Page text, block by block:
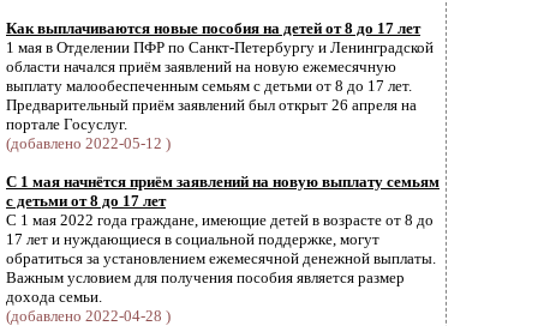
Как выплачиваются новые пособия на детей от 8 до 17 лет
1 мая в Отделении ПФР по Санкт-Петербургу и Ленинградской
области начался приём заявлений на новую ежемесячную
выплату малообеспеченным семьям с детьми от 8 до 17 лет.
Предварительный приём заявлений был открыт 26 апреля на
портале Госуслуг.
(добавлено 2022-05-12 )
С 1 мая начнётся приём заявлений на новую выплату семьям
с детьми от 8 до 17 лет
С 1 мая 2022 года граждане, имеющие детей в возрасте от 8 до
17 лет и нуждающиеся в социальной поддержке, могут
обратиться за установлением ежемесячной денежной выплаты.
Важным условием для получения пособия является размер
дохода семьи.
(добавлено 2022-04-28 )